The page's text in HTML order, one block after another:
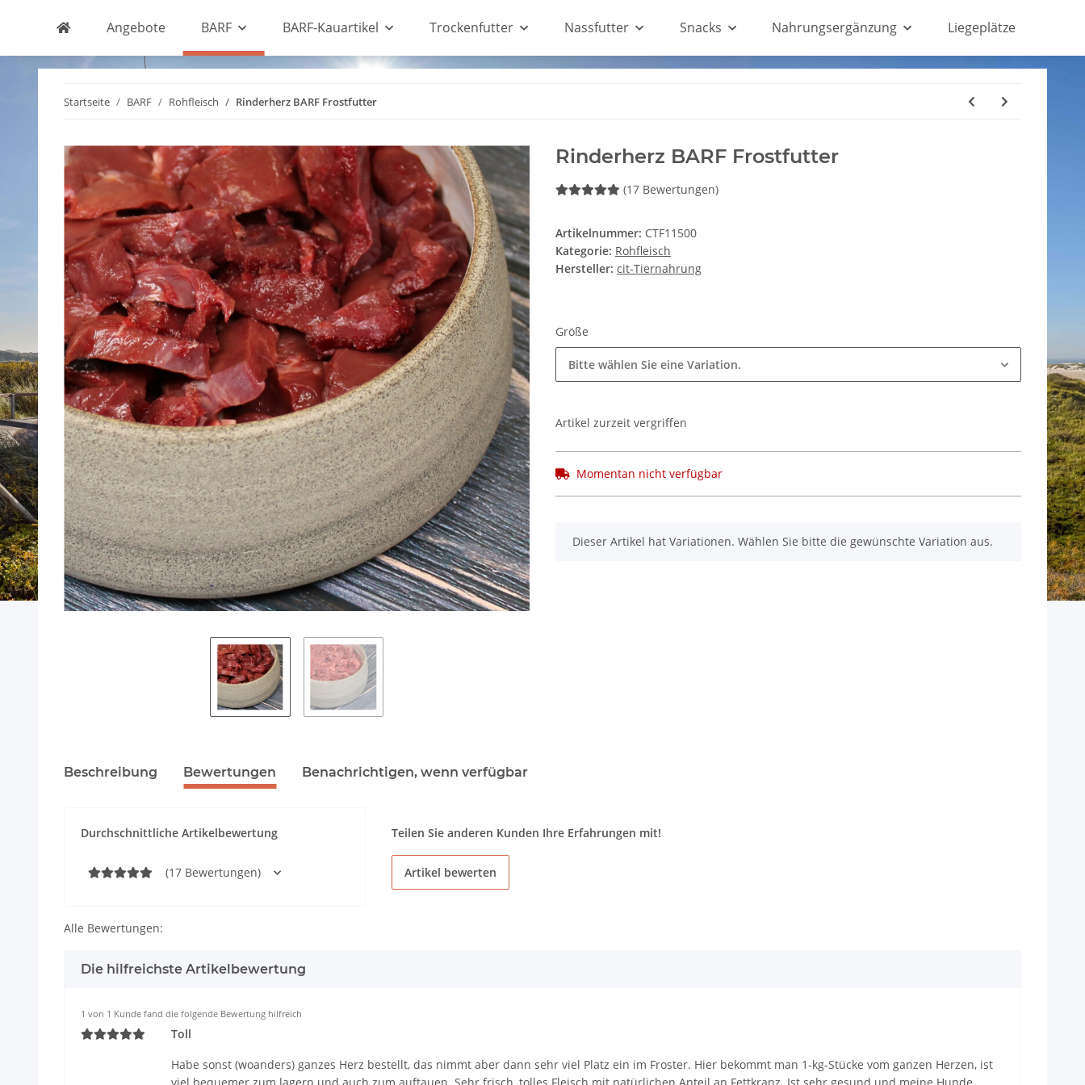
Angebote BARF BARF-Kauartikel Trockenfutter Nassfutter Snacks Nahrungsergänzung Liegeplätze
Startseite BARF Rohfleisch Rinderherz BARF Frostfutter
Rinderherz BARF Frostfutter
(17 Bewertungen)
Artikelnummer: CTF11500
Kategorie: Rohfleisch
Hersteller: cit-Tiernahrung
Größe
Bitte wählen Sie eine Variation.
Artikel zurzeit vergriffen
Momentan nicht verfügbar
x
Dieser Artikel hat Variationen. Wählen Sie bitte die gewünschte Variation aus.
Beschreibung Bewertungen Benachrichtigen, wenn verfügbar
Durchschnittliche Artikelbewertung
(17 Bewertungen)
Teilen Sie anderen Kunden Ihre Erfahrungen mit!
Artikel bewerten
Alle Bewertungen:
Die hilfreichste Artikelbewertung
1 von 1 Kunde fand die folgende Bewertung hilfreich
Toll
Habe sonst (woanders) ganzes Herz bestellt, das nimmt aber dann sehr viel Platz ein im Froster. Hier bekommt man 1-kg-Stücke vom ganzen Herzen, ist